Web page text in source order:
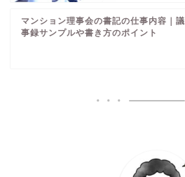
マンション理事会の書記の仕事内容｜議
事録サンプルや書き方のポイント